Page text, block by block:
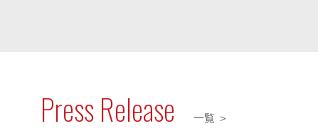
Press Release 一覧 ＞